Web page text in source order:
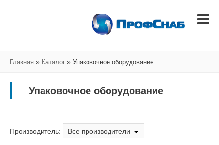
Главная » Каталог » Упаковочное оборудование
Упаковочное оборудование
Производитель: Все производители